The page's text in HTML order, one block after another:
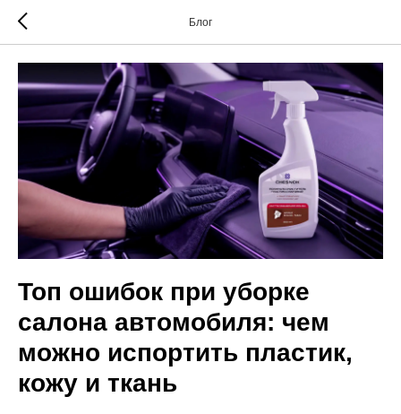
Блог
Топ ошибок при уборке
салона автомобиля: чем
можно испортить пластик,
кожу и ткань